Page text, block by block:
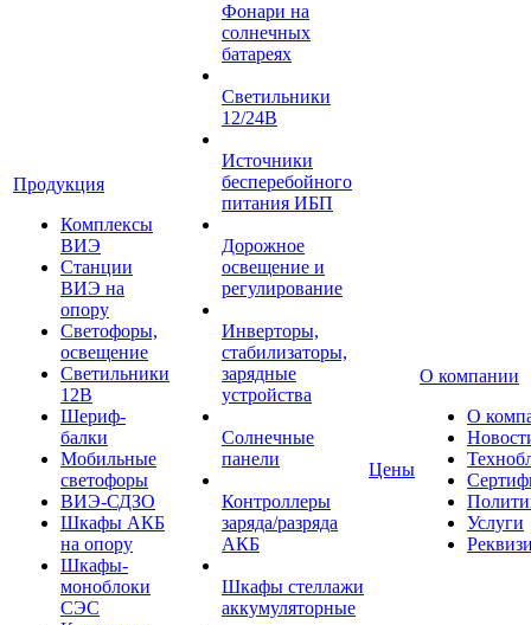
Продукция
Комплексы
ВИЭ
Станции
ВИЭ на
опору
Светофоры,
освещение
Светильники
12В
Шериф-
балки
Мобильные
светофоры
ВИЭ-СДЗО
Шкафы АКБ
на опору
Шкафы-
моноблоки
СЭС
Фонари на
солнечных
батареях
Светильники
12/24В
Источники
бесперебойного
питания ИБП
Дорожное
освещение и
регулирование
Инверторы,
стабилизаторы,
зарядные
устройства
Солнечные
панели
Контроллеры
заряда/разряда
АКБ
Шкафы стеллажи
аккумуляторные
Цены
О компании
О
Услуги